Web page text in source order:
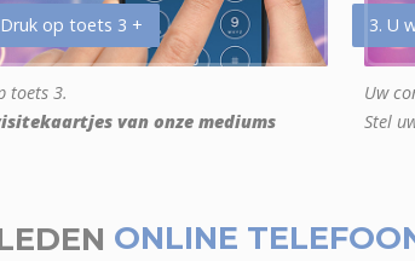
op toets 3 +
toets 3.
van onze mediums
3. U
Uw
Stel
ONLINE